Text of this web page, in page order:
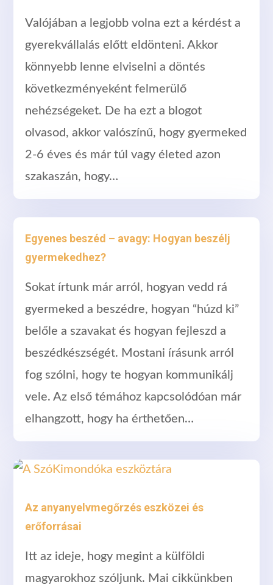
Valójában a legjobb volna ezt a kérdést a
gyerekvállalás előtt eldönteni. Akkor
könnyebb lenne elviselni a döntés
következményeként felmerülő
nehézségeket. De ha ezt a blogot
olvasod, akkor valószínű, hogy gyermeked
2-6 éves és már túl vagy életed azon
szakaszán, hogy…
Egyenes beszéd – avagy: Hogyan beszélj
gyermekedhez?
Sokat írtunk már arról, hogyan vedd rá
gyermeked a beszédre, hogyan “húzd ki”
belőle a szavakat és hogyan fejleszd a
beszédkészségét. Mostani írásunk arról
fog szólni, hogy te hogyan kommunikálj
vele. Az első témához kapcsolódóan már
elhangzott, hogy ha érthetően…
Az anyanyelvmegőrzés eszközei és
erőforrásai
Itt az ideje, hogy megint a külföldi
magyarokhoz szóljunk. Mai cikkünkben